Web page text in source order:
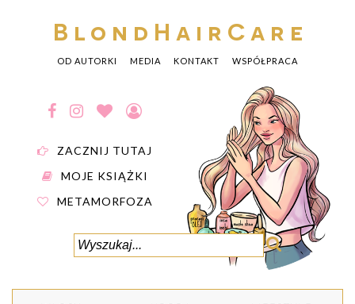
BlondHairCare
OD AUTORKI MEDIA KONTAKT WSPÓŁPRACA
ZACZNIJ TUTAJ
MOJE KSIĄŻKI
METAMORFOZA